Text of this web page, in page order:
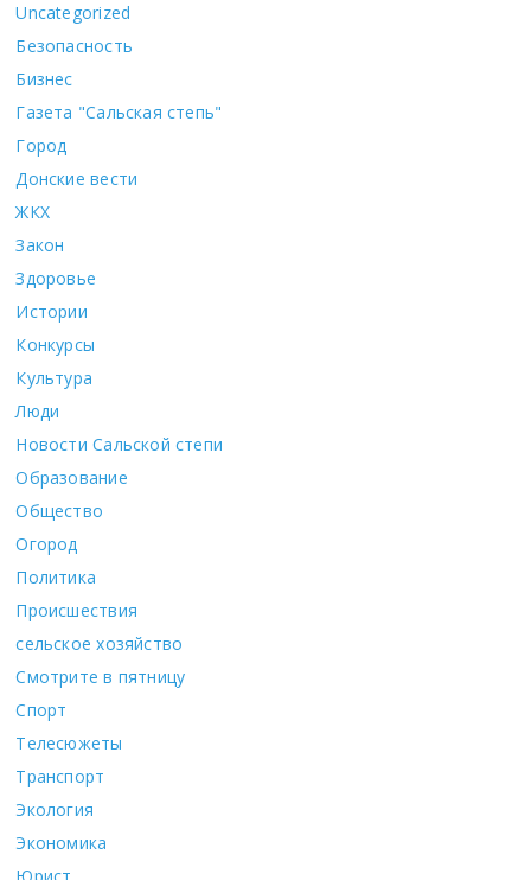
Uncategorized
Безопасность
Бизнес
Газета "Сальская степь"
Город
Донские вести
ЖКХ
Закон
Здоровье
Истории
Конкурсы
Культура
Люди
Новости Сальской степи
Образование
Общество
Огород
Политика
Происшествия
сельское хозяйство
Смотрите в пятницу
Спорт
Телесюжеты
Транспорт
Экология
Экономика